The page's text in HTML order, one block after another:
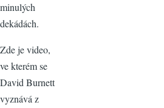
minulých
dekádách.
Zde je video,
ve kterém se
David Burnett
vyznává z